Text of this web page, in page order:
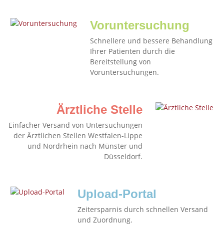
Voruntersuchung
Schnellere und bessere Behandlung
Ihrer Patienten durch die
Bereitstellung von
Voruntersuchungen.
Ärztliche Stelle
Einfacher Versand von Untersuchungen
der Ärztlichen Stellen Westfalen-Lippe
und Nordrhein nach Münster und
Düsseldorf.
Upload-Portal
Zeitersparnis durch schnellen Versand
und Zuordnung.